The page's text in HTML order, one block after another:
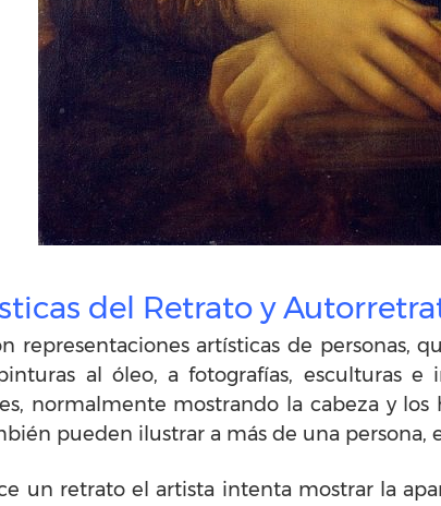
del Retrato y
representaciones artísticas de personas,
al óleo, a fotografías, esculturas
normalmente mostrando la cabeza y
pueden ilustrar a más de una persona,
un retrato el artista intenta mostrar la